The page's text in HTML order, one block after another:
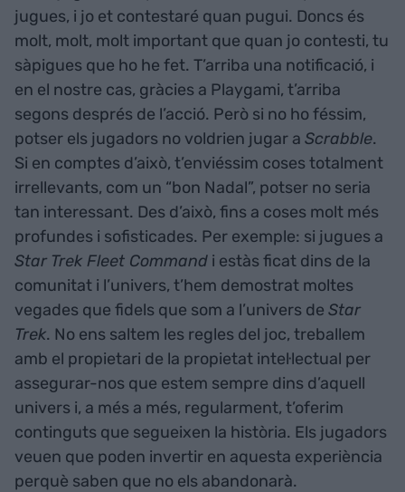
jugues, i jo et contestaré quan pugui. Doncs és
molt, molt, molt important que quan jo contesti, tu
sàpigues que ho he fet. T’arriba una notificació, i
en el nostre cas, gràcies a Playgami, t’arriba
segons després de l’acció. Però si no ho féssim,
potser els jugadors no voldrien jugar a Scrabble.
Si en comptes d’això, t’enviéssim coses totalment
irrellevants, com un “bon Nadal”, potser no seria
tan interessant. Des d’això, fins a coses molt més
profundes i sofisticades. Per exemple: si jugues a
Star Trek Fleet Command i estàs ficat dins de la
comunitat i l’univers, t’hem demostrat moltes
vegades que fidels que som a l’univers de Star
Trek. No ens saltem les regles del joc, treballem
amb el propietari de la propietat intel·lectual per
assegurar-nos que estem sempre dins d’aquell
univers i, a més a més, regularment, t’oferim
continguts que segueixen la història. Els jugadors
veuen que poden invertir en aquesta experiència
perquè saben que no els abandonarà.